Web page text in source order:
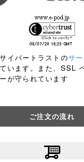
イバートラストのサ
います。また、SSL
が守られています
ご注文の流れ